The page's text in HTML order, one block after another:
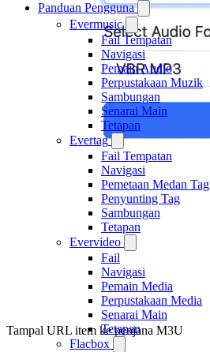
Panduan Pengguna
Evermusic
Fail Tempatan
Navigasi
Pemain Audio
Perpustakaan Muzik
Sambungan
Senarai Main
Tetapan
Evertag
Fail Tempatan
Navigasi
Pemetaan Medan Tag
Penyunting Tag
Sambungan
Tetapan
Evervideo
Fail
Navigasi
Pemain Media
Perpustakaan Media
Senarai Main
Tetapan
Flacbox
Tampal URL item ke penjana M3U